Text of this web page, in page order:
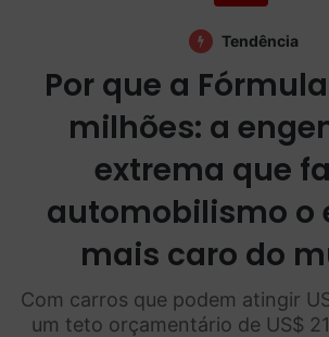
Tendência
Por que a
milhões: a
extrema que
automobilismo o
mais caro do
Com carros que podem atingir
um teto orçamentário de US$